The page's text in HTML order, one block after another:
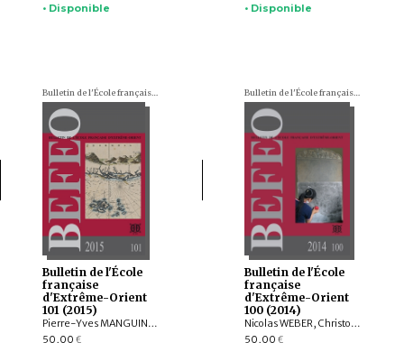
• Disponible
• Disponible
Bulletin de l'École française d'Extrême-Orient (BEFEO)
Bulletin de l'École
française
d'Extrême-Orient
101 (2015)
Pierre-Yves MANGUIN, Claudine SALMON , Paola CALANCA, Martin POLKINGHORNE, Amandine LEPOUTRE, Gregory SCHOPEN, Christine LORRE, Janet G. DOUGLAS, Federico CARO, GOH GEOK YIAN , Judith CAMERON, AGUSTIJANTO INDRAJAYA, Angela SCHOTTENHAMMER, CHENG Weichung, BASKORO D. TJAHJONO, Véronique DEGROOT
50,00 €
Bulletin de l'École française d'Extrême-Orient (BEFEO)
Bulletin de l'École
française
d'Extrême-Orient
100 (2014)
Nicolas WEBER, Christophe POTTIER, Michela BUSSOTTI, Dominic GOODALL, Michel LORRILLARD, Dominique SOUTIF, Julia ESTEVE, Brice VINCENT, Gerdi GERSCHHEIMER, Martin POLKINGHORNE, Hélène NJOTO, Jean-Baptiste CHEVANCE, Michel ANTELME, Nicolas THOMAS, David BOURGARIT, Grégory KOURILSKY, IYANAGA Nobumi
50,00 €